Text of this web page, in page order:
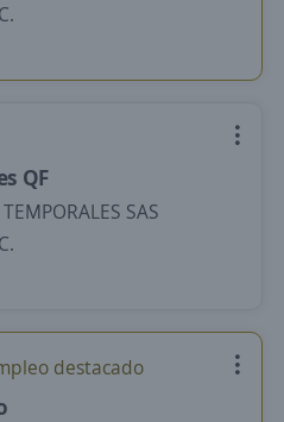
QF
SAS
destacado